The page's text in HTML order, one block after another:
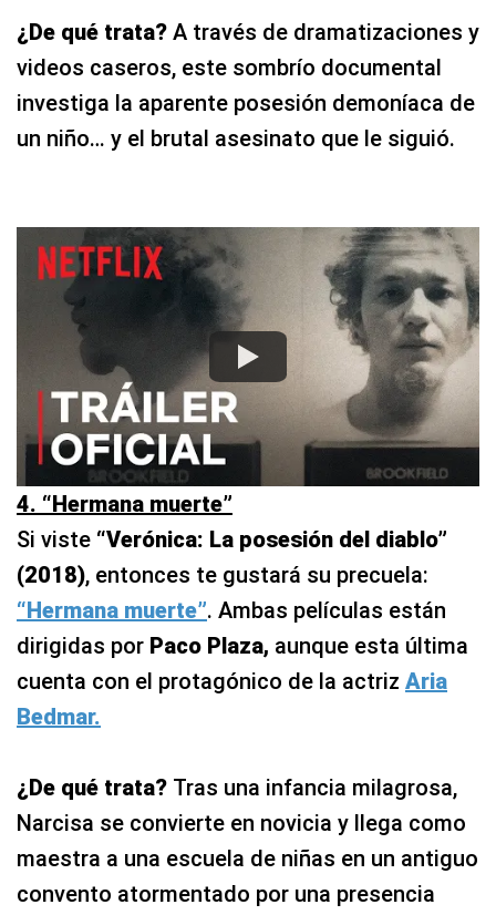
¿De qué trata? A través de dramatizaciones y
videos caseros, este sombrío documental
investiga la aparente posesión demoníaca de
un niño… y el brutal asesinato que le siguió.
4. “Hermana muerte”
Si viste “Verónica: La posesión del diablo”
(2018), entonces te gustará su precuela:
“Hermana muerte”. Ambas películas están
dirigidas por Paco Plaza, aunque esta última
cuenta con el protagónico de la actriz Aria
Bedmar.
¿De qué trata? Tras una infancia milagrosa,
Narcisa se convierte en novicia y llega como
maestra a una escuela de niñas en un antiguo
convento atormentado por una presencia